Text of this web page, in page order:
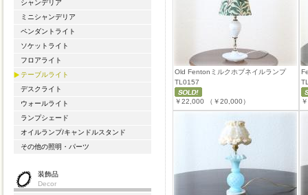
シャンデリア
ミニシャンデリア
ペンダントライト
ソケットライト
フロアライト
テーブルライト
デスクライト
ウォールライト
ランプシェード
オイルランプ/キャンドルスタンド
その他の照明・パーツ
装飾品
Decor
Old Fentonミルクホブネイルランプ
TL0157
￥22,000 （￥20,000）